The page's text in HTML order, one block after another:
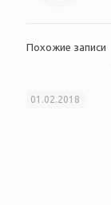
Похожие записи
01.02.2018